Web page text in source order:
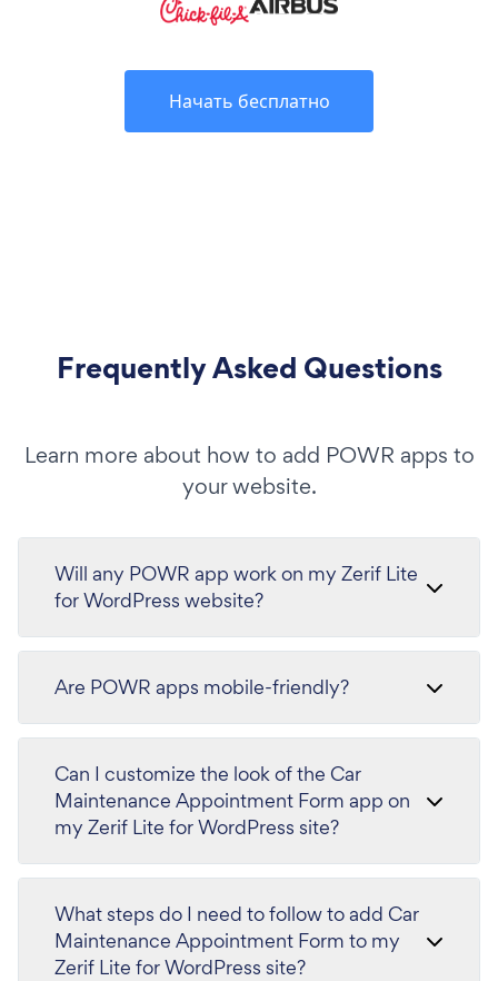
Начать бесплатно
Frequently Asked Questions
Learn more about how to add POWR apps to
your website.
Will any POWR app work on my Zerif Lite
for WordPress website?
Are POWR apps mobile-friendly?
Can I customize the look of the Car
Maintenance Appointment Form app on
my Zerif Lite for WordPress site?
What steps do I need to follow to add Car
Maintenance Appointment Form to my
Zerif Lite for WordPress site?